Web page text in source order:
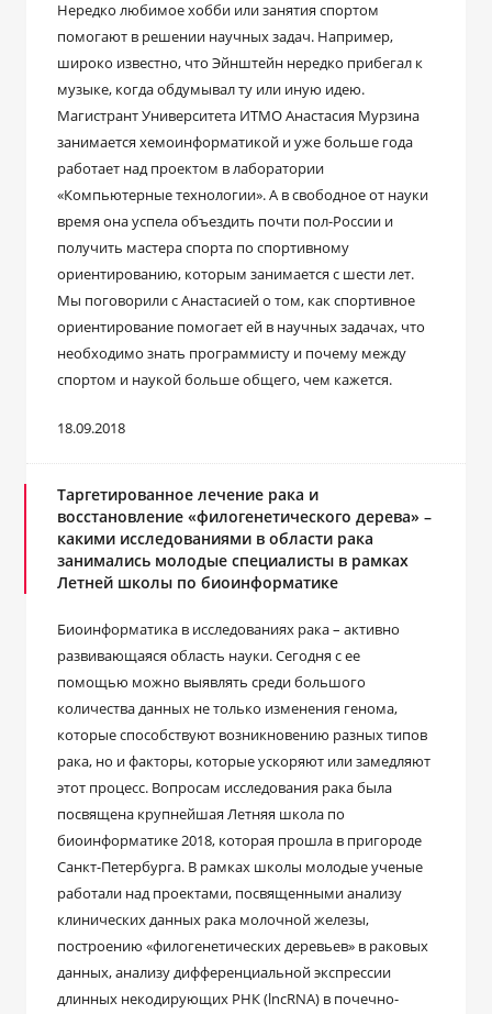
Нередко любимое хобби или занятия спортом
помогают в решении научных задач. Например,
широко известно, что Эйнштейн нередко прибегал к
музыке, когда обдумывал ту или иную идею.
Магистрант Университета ИТМО Анастасия Мурзина
занимается хемоинформатикой и уже больше года
работает над проектом в лаборатории
«Компьютерные технологии». А в свободное от науки
время она успела объездить почти пол-России и
получить мастера спорта по спортивному
ориентированию, которым занимается с шести лет.
Мы поговорили с Анастасией о том, как спортивное
ориентирование помогает ей в научных задачах, что
необходимо знать программисту и почему между
спортом и наукой больше общего, чем кажется.
18.09.2018
Таргетированное лечение рака и
восстановление «филогенетического дерева» –
какими исследованиями в области рака
занимались молодые специалисты в рамках
Летней школы по биоинформатике
Биоинформатика в исследованиях рака – активно
развивающаяся область науки. Сегодня с ее
помощью можно выявлять среди большого
количества данных не только изменения генома,
которые способствуют возникновению разных типов
рака, но и факторы, которые ускоряют или замедляют
этот процесс. Вопросам исследования рака была
посвящена крупнейшая Летняя школа по
биоинформатике 2018, которая прошла в пригороде
Санкт-Петербурга. В рамках школы молодые ученые
работали над проектами, посвященными анализу
клинических данных рака молочной железы,
построению «филогенетических деревьев» в раковых
данных, анализу дифференциальной экспрессии
длинных некодирующих РНК (lncRNA) в почечно-